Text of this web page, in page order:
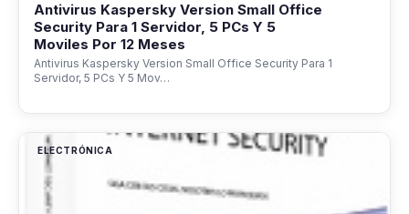
Antivirus Kaspersky Version Small Office
Security Para 1 Servidor, 5 PCs Y 5
Moviles Por 12 Meses
Antivirus Kaspersky Version Small Office Security Para 1
Servidor, 5 PCs Y 5 Mov…
ELECTRÓNICA